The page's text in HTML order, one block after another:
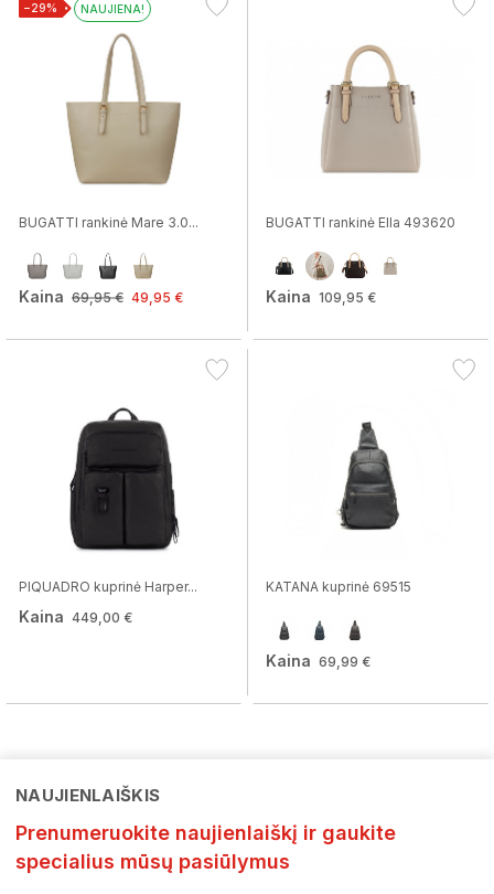
−29% NAUJIENA!
BUGATTI rankinė Mare 3.0...
Kaina 69,95 € 49,95 €
BUGATTI rankinė Ella 493620
Kaina 109,95 €
PIQUADRO kuprinė Harper...
Kaina 449,00 €
KATANA kuprinė 69515
Kaina 69,99 €
NAUJIENLAIŠKIS
Prenumeruokite naujienlaiškį ir gaukite
specialius mūsų pasiūlymus